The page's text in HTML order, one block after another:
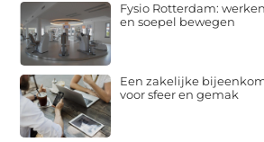
Fysio Rotterdam:
en soepel bewegen
Een zakelijke
voor sfeer en gemak